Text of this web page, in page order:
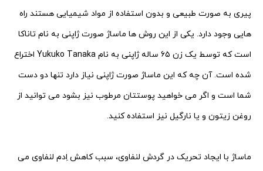
پیری به صورت طبیعی و بدون استفاده از مواد شیمیایی هستند راه
هایی وجود دارد. یکی از این روش ها ماساژ صورت ژاپنی به نام تاناکا
است که توسط یک زن ۶۵ ساله ژاپنی به نام Yukuko Tanaka اختراع
شده است. آن چه که این ماساژ صورت ژاپنی نیاز دارد تنها دو دست
شما است و اگر می خواهید پوستتان مرطوب نیز بشود می توانید از
روغن زیتون و یا نارگیل نیز استفاده کنید.
ماساژ با ایجاد تحریک در گردش لنفاوی، سبب کاهش اِدم لنفاوی می